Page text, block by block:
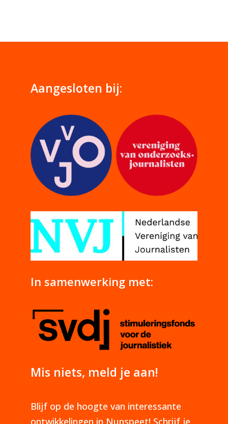
Aangesloten bij:
In samenwerking met:
Mis niets, meld je aan!
Blijf op de hoogte van interessante